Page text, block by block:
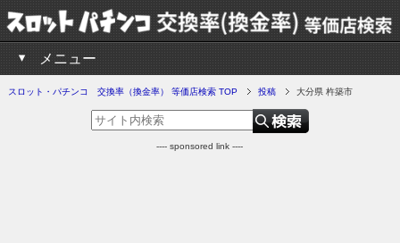
メニュー
スロット・パチンコ 交換率（換金率） 等価店検索 TOP 投稿 大分県 杵築市
---- sponsored link ----